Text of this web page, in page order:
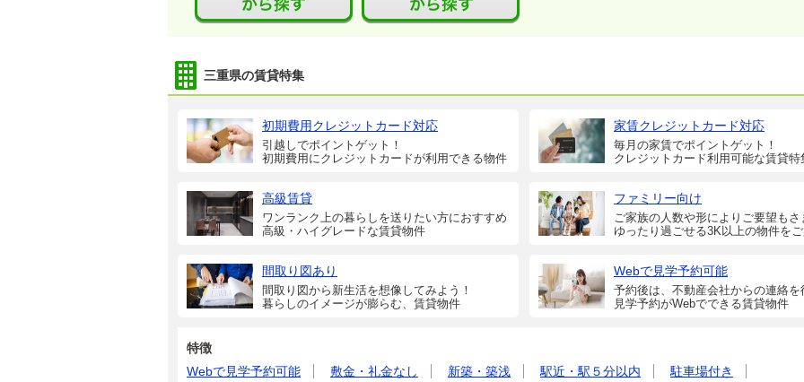
三重県の賃貸特集
初期費用クレジットカード対応
引越しでポイントゲット！
初期費用にクレジットカードが利用できる物件
家賃クレジットカード対応
毎月の家賃でポイントゲット！
クレジットカード利用可能な賃貸特
高級賃貸
ワンランク上の暮らしを送りたい方におすすめ
高級・ハイグレードな賃貸物件
ファミリー向け
ご家族の人数や形によりご要望もさ
ゆったり過ごせる3K以上の物件をご
間取り図あり
間取り図から新生活を想像してみよう！
暮らしのイメージが膨らむ、賃貸物件
Webで見学予約可能
予約後は、不動産会社からの連絡を
見学予約がWebでできる賃貸物件
特徴
Webで見学予約可能
敷金・礼金なし 新築・築浅 駅近・駅５分以内
駐車場付き